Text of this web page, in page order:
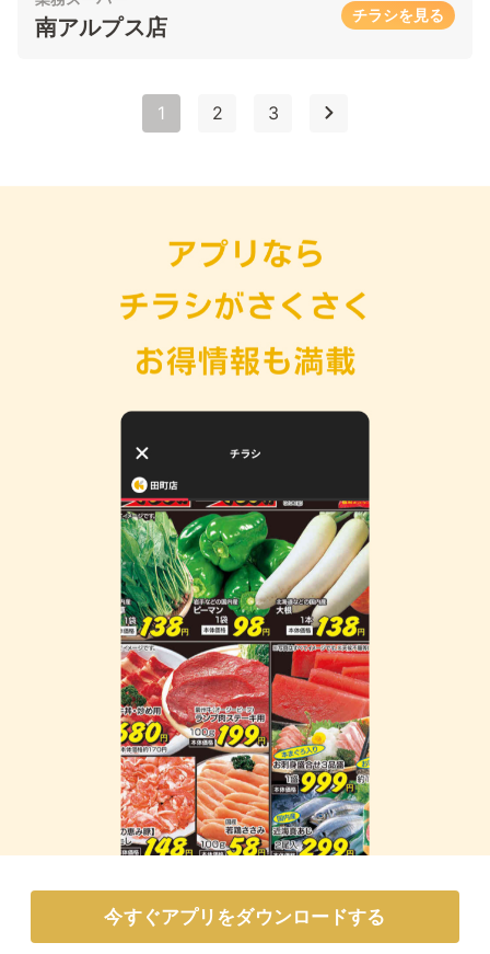
南アルプス店 チラシを見る
1 2 3
今すぐアプリをダウンロードする